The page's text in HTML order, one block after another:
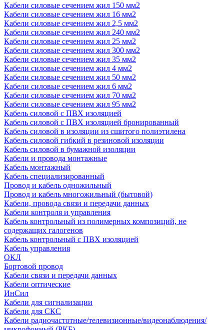
Кабели силовые сечением жил 150 мм2
Кабели силовые сечением жил 16 мм2
Кабели силовые сечением жил 2,5 мм2
Кабели силовые сечением жил 240 мм2
Кабели силовые сечением жил 25 мм2
Кабели силовые сечением жил 300 мм2
Кабели силовые сечением жил 35 мм2
Кабели силовые сечением жил 4 мм2
Кабели силовые сечением жил 50 мм2
Кабели силовые сечением жил 6 мм2
Кабели силовые сечением жил 70 мм2
Кабели силовые сечением жил 95 мм2
Кабель силовой с ПВХ изоляцией
Кабель силовой с ПВХ изоляцией бронированный
Кабель силовой в изоляции из сшитого полиэтилена
Кабель силовой гибкий в резиновой изоляции
Кабель силовой в бумажной изоляции
Кабели и провода монтажные
Кабель монтажный
Кабель специализированный
Провод и кабель одножильный
Провод и кабель многожильный (бытовой)
Кабели, провода связи и передачи данных
Кабели контроля и управления
Кабель контрольный из полимерных композиций, не
содержащих галогенов
Кабель контрольный с ПВХ изоляцией
Кабель управления
ОКЛ
Бортовой провод
Кабели связи и передачи данных
Кабели оптические
ИнСил
Кабели для сигнализации
Кабели для СКС
Кабели радиочастотные/телевизионные/видеонаблюдения/